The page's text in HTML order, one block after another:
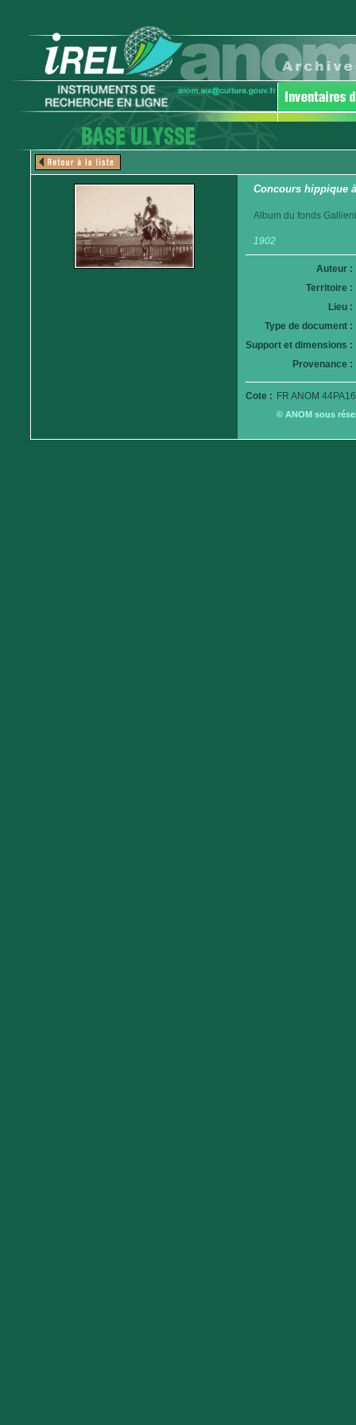
Concours hippique
Album du fonds
1902
Auteur :
Territoire :
Lieu :
Type de document :
Support et dimensions :
Provenance :
Cote : FR ANOM
© ANOM sous